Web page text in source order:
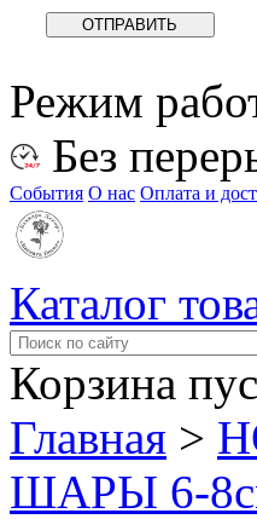
Режим
Без
События О нас Оплата и
Каталог
Корзина
Главная >
ШАРЫ 6-